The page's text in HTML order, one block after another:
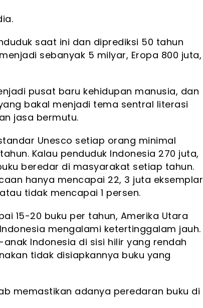
saat ini dan diprediksi 50 tahun
sebanyak 5 milyar, Eropa 800 juta,
pusat baru kehidupan manusia, dan
bakal menjadi tema sentral literasi
jasa bermutu.
Unesco setiap orang minimal
Kalau penduduk Indonesia 270 juta,
beredar di masyarakat setiap tahun.
hanya mencapai 22, 3 juta eksemplar
tidak mencapai 1 persen.
15-20 buku per tahun, Amerika Utara
mengalami ketertinggalam jauh.
Indonesia di sisi hilir yang rendah
tidak disiapkannya buku yang
memastikan adanya peredaran buku di